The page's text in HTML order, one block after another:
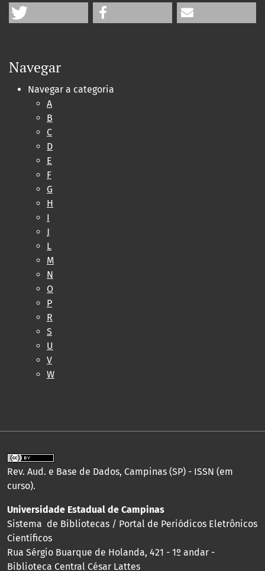
Navegar
Navegar a categoria
A
B
C
D
E
F
G
H
I
J
L
M
N
O
P
R
S
U
V
W
Rev. Aud. e Base de Dados, Campinas (SP) - ISSN (em
curso).
Universidade Estadual de Campinas
Sistema de Bibliotecas / Portal de Periódicos Eletrônicos
Científicos
Rua Sérgio Buarque de Holanda, 421 - 1º andar -
Biblioteca Central César Lattes